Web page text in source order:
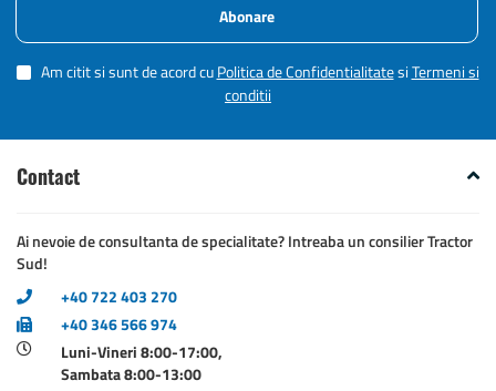
Abonare
Am citit si sunt de acord cuPolitica de ConfidentialitatesiTermeni si
conditii
Contact
Ai nevoie de consultanta de specialitate? Intreaba un consilier Tractor
Sud!
+40 722 403 270
+40 346 566 974
Luni-Vineri 8:00-17:00,
Sambata 8:00-13:00